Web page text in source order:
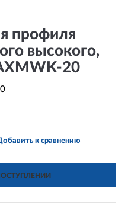
профиля
высокого,
20
к сравнению